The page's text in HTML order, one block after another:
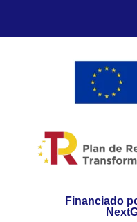
Financiado